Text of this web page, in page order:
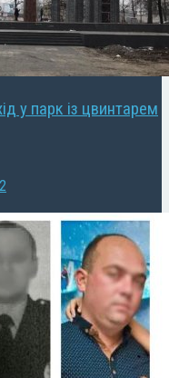
у парк із цвинтарем